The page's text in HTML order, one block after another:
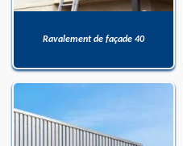
Ravalement de façade 40